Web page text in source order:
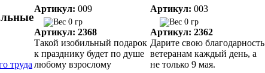
Артикул: 009
0 гр
Артикул: 2368
Такой изобильный подарок
к празднику будет по душе
любому взрослому
Артикул: 003
0 гр
Артикул: 2362
Дарите свою благодарность
ветеранам каждый день, а
не только 9 мая.
труда